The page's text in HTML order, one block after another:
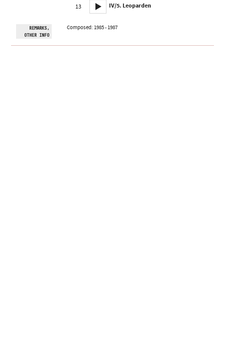
13 IV/5. Leoparden
REMARKS,
OTHER INFO
Composed: 1985 - 1987